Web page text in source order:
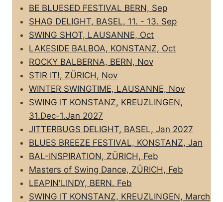
BE BLUESED FESTIVAL BERN, Sep
SHAG DELIGHT, BASEL, 11. - 13. Sep
SWING SHOT, LAUSANNE, Oct
LAKESIDE BALBOA, KONSTANZ, Oct
ROCKY BALBERNA, BERN, Nov
STIR IT!, ZÜRICH, Nov
WINTER SWINGTIME, LAUSANNE, Nov
SWING IT KONSTANZ, KREUZLINGEN,
31.Dec-1.Jan 2027
JITTERBUGS DELIGHT, BASEL, Jan 2027
BLUES BREEZE FESTIVAL, KONSTANZ, Jan
BAL-INSPIRATION, ZÜRICH, Feb
Masters of Swing Dance, ZÜRICH, Feb
LEAPIN'LINDY, BERN. Feb
SWING IT KONSTANZ, KREUZLINGEN, March